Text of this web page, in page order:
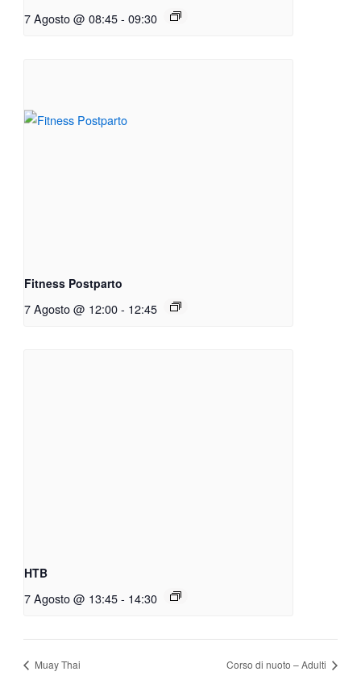
7 Agosto @ 08:45 - 09:30
Fitness Postparto
7 Agosto @ 12:00 - 12:45
HTB
7 Agosto @ 13:45 - 14:30
Muay Thai Corso di nuoto – Adulti